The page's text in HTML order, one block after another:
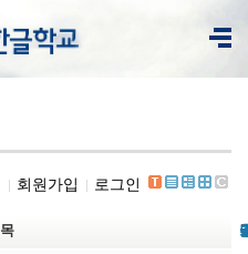
회원가입 로그인